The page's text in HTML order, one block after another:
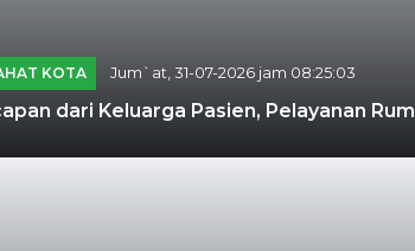
KOTA Jum`at, 31-07-2026 jam 08:25:03
dari Keluarga Pasien, Pelayanan